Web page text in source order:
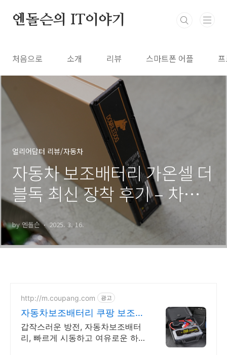
엔돌슨의 IT이야기
처음으로 소개 리뷰 스마트폰 어플
얼리어답터 리뷰/자동차
자동차 보조배터리 가온셀 더
블독 최신 장착 후기 – 차량용
블랙박스 보조배터리
by 엔돌슨 2025. 3. 16.
http://m.coupang.com 광고
자동차보조배터리 쿠팡 보조배
터리 손전등 활용
갑작스러운 방전, 자동차보조배터
리, 빠르게 시동하고 여유로운 하